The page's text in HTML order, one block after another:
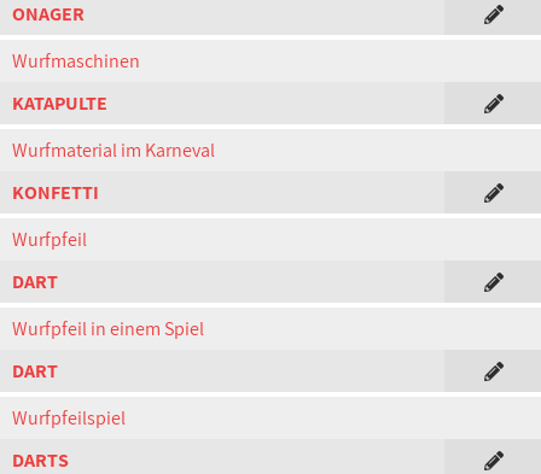
ONAGER
Wurfmaschinen
KATAPULTE
Wurfmaterial im Karneval
KONFETTI
Wurfpfeil
DART
Wurfpfeil in einem Spiel
DART
Wurfpfeilspiel
DARTS